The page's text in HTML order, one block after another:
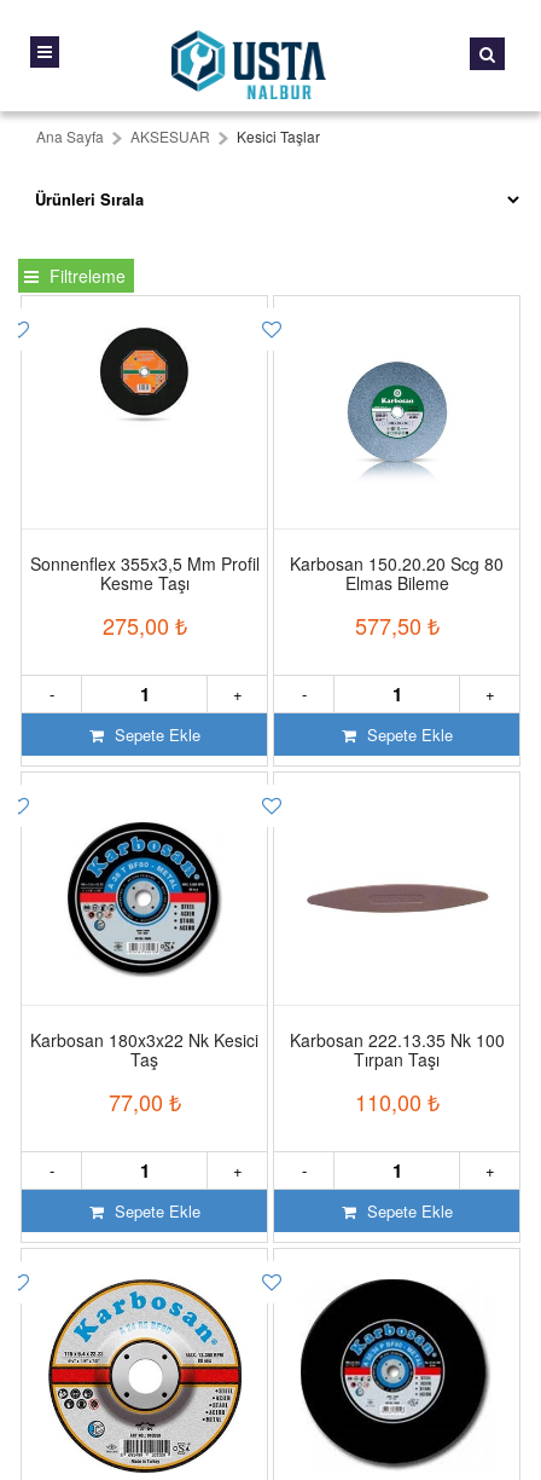
Ana Sayfa AKSESUAR Kesici Taşlar
Filtreleme
Sonnenflex 355x3,5 Mm Profil
Kesme Taşı
275,00 ₺
+
-
Sepete Ekle
Karbosan 150.20.20 Scg 80
Elmas Bileme
577,50 ₺
+
-
Sepete Ekle
Karbosan 180x3x22 Nk Kesici
Taş
77,00 ₺
+
-
Sepete Ekle
Karbosan 222.13.35 Nk 100
Tırpan Taşı
110,00 ₺
+
-
Sepete Ekle